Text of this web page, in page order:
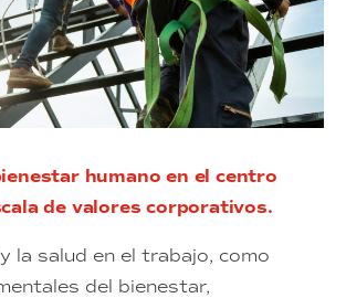
humano en el centro
de valores corporativos.
la salud en el trabajo, como
del bienestar,